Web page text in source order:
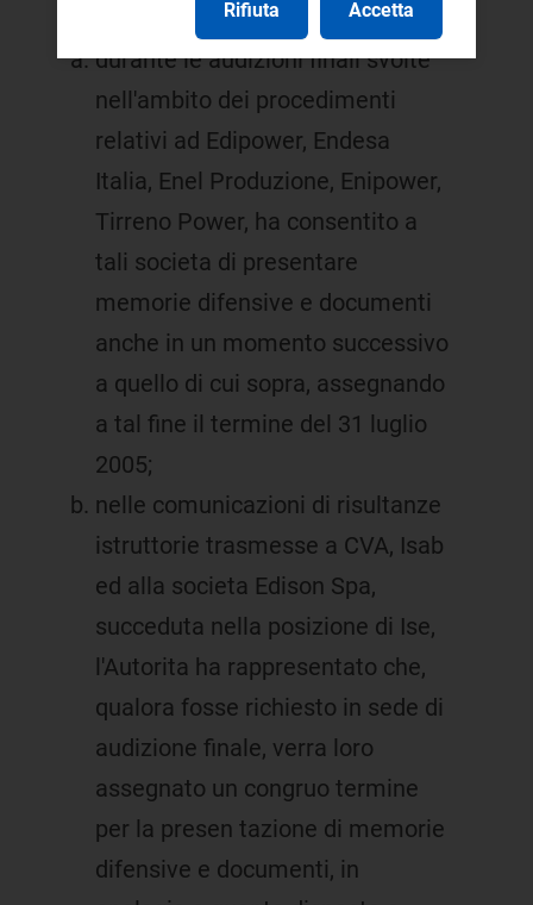
244/01; e che tuttavia l'Autorita:
durante le audizioni finali svolte
nell'ambito dei procedimenti
relativi ad Edipower, Endesa
Italia, Enel Produzione, Enipower,
Tirreno Power, ha consentito a
tali societa di presentare
memorie difensive e documenti
anche in un momento successivo
a quello di cui sopra, assegnando
a tal fine il termine del 31 luglio
2005;
nelle comunicazioni di risultanze
istruttorie trasmesse a CVA, Isab
ed alla societa Edison Spa,
succeduta nella posizione di Ise,
l'Autorita ha rappresentato che,
qualora fosse richiesto in sede di
audizione finale, verra loro
assegnato un congruo termine
per la presen tazione di memorie
difensive e documenti, in
Rifiuta Accetta